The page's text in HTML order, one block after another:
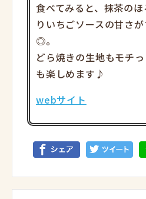
食べてみると、抹茶の
りいちごソースの甘さ
◎。
どら焼きの生地もモチ
も楽しめます♪
webサイト